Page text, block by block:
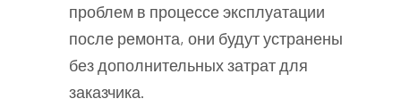
проблем в процессе эксплуатации
после ремонта, они будут устранены
без дополнительных затрат для
заказчика.